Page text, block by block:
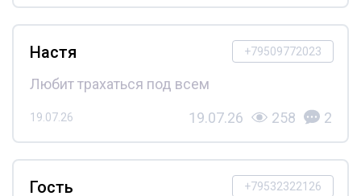
+79509772023
Настя
Любит трахаться под всем
19.07.26 19.07.26 258 2
+79532322126
Гость